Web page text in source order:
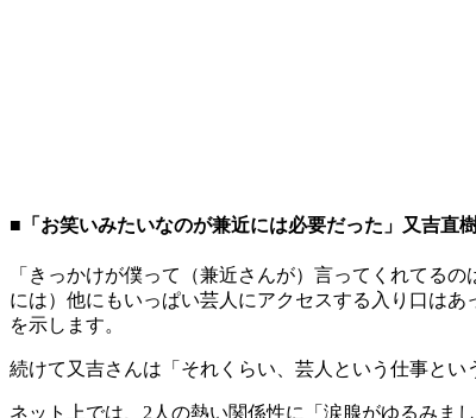
■「お笑いみたいなのが兼近には必要だった」又吉直
「きっかけが僕って（兼近さんが）言ってくれてる
には）他にもいっぱい芸人にアクセスする入り口は
を示します。
続けて又吉さんは「それくらい、芸人という仕事と
ネット上では、2人の熱い関係性に「涙腺がゆるみま